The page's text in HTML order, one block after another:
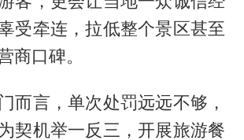
受牵连，拉低整个景区甚至
商口碑。
而言，单次处罚远远不够，
契机举一反三，开展旅游餐